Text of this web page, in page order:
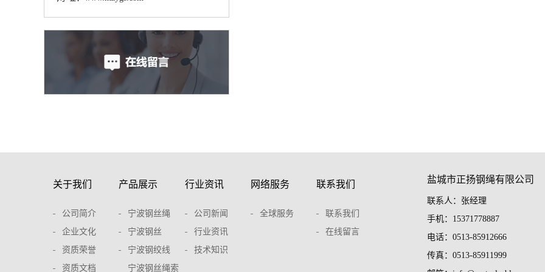
关于我们
公司简介
企业文化
资质荣誉
资质文档
产品展示
宁波钢丝绳
宁波钢丝
宁波钢绞线
宁波钢丝绳索
行业资讯
公司新闻
行业资讯
技术知识
网络服务
全球服务
联系我们
联系我们
在线留言
盐城市正扬钢绳有限公司
联系人：张经理
手机：15371778887
电话：0513-85912666
传真：0513-85911999